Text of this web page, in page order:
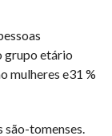
grupo etário
mulheres e31 %
são-tomenses.